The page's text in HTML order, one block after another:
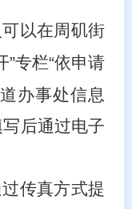
以在周矶街
”专栏“依申请
办事处信息
后通过电子
传真方式提